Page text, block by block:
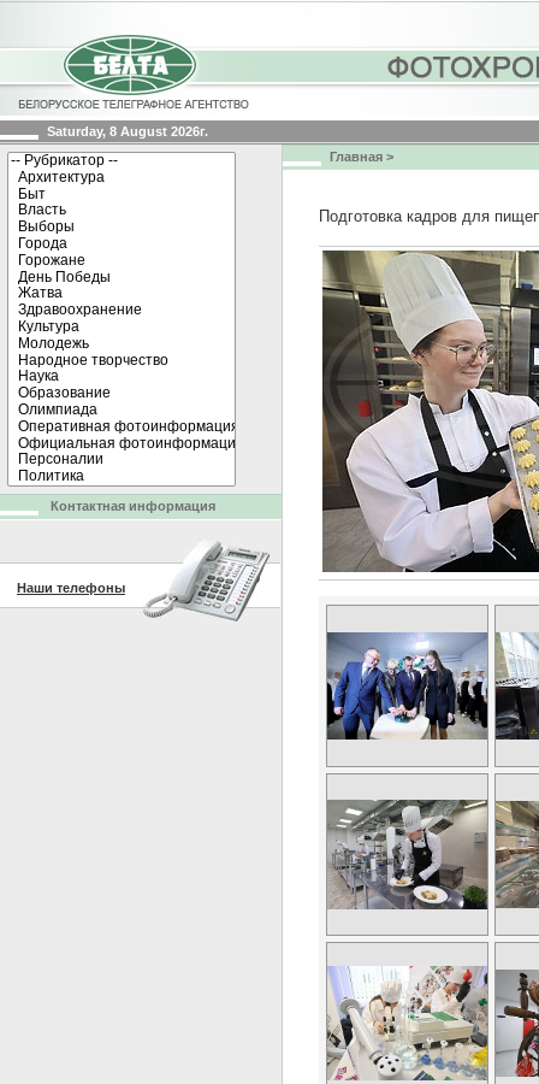
Saturday, 8 August 2026г.
Главная >
Подготовка кадров для
Контактная информация
Наши телефоны